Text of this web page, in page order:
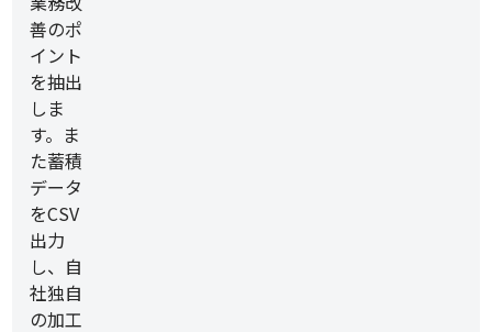
善のポ
イント
を抽出
しま
す。ま
た蓄積
データ
をCSV
出力
し、自
社独自
の加工